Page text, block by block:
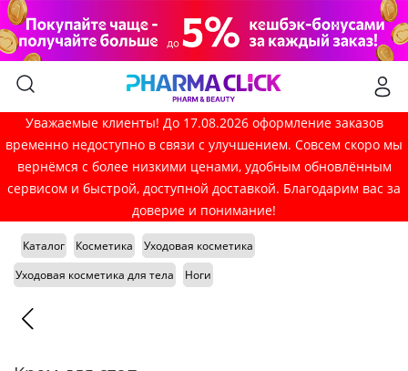
Уважаемые клиенты! До 17.08.2026 оформление заказов
временно недоступно в связи с улучшением. Совсем скоро мы
вернёмся с более низкими ценами, удобным обновлённым
сервисом и быстрой, доступной доставкой. Благодарим вас за
доверие и понимание!
Каталог Косметика
Уходовая косметика
Уходовая косметика для тела
Ноги